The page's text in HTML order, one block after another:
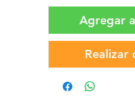
Agregar
Realizar